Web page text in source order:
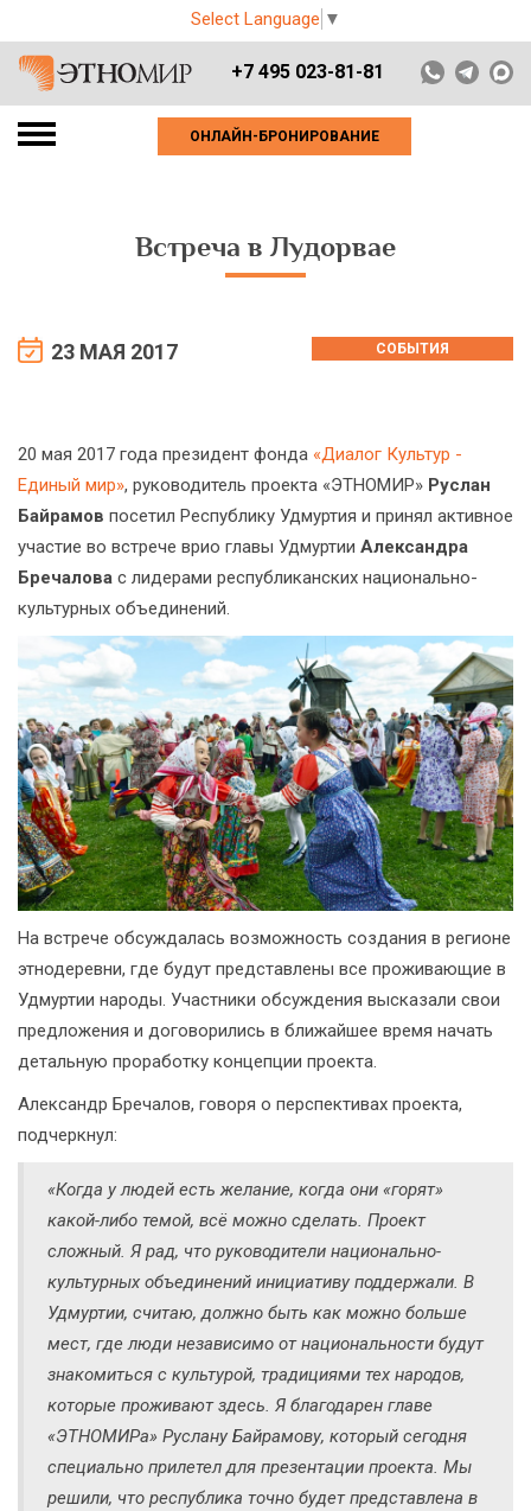
Select Language ▼
+7 495 023-81-81
ОНЛАЙН-БРОНИРОВАНИЕ
Встреча в Лудорвае
23 МАЯ 2017 СОБЫТИЯ
20 мая 2017 года президент фонда «Диалог Культур -
Единый мир», руководитель проекта «ЭТНОМИР» Руслан
Байрамов посетил Республику Удмуртия и принял активное
участие во встрече врио главы Удмуртии Александра
Бречалова с лидерами республиканских национально-
культурных объединений.
На встрече обсуждалась возможность создания в регионе
этнодеревни, где будут представлены все проживающие в
Удмуртии народы. Участники обсуждения высказали свои
предложения и договорились в ближайшее время начать
детальную проработку концепции проекта.
Александр Бречалов, говоря о перспективах проекта,
подчеркнул:
«Когда у людей есть желание, когда они «горят»
какой-либо темой, всё можно сделать. Проект
сложный. Я рад, что руководители национально-
культурных объединений инициативу поддержали. В
Удмуртии, считаю, должно быть как можно больше
мест, где люди независимо от национальности будут
знакомиться с культурой, традициями тех народов,
которые проживают здесь. Я благодарен главе
«ЭТНОМИРа» Руслану Байрамову, который сегодня
специально прилетел для презентации проекта. Мы
решили, что республика точно будет представлена в